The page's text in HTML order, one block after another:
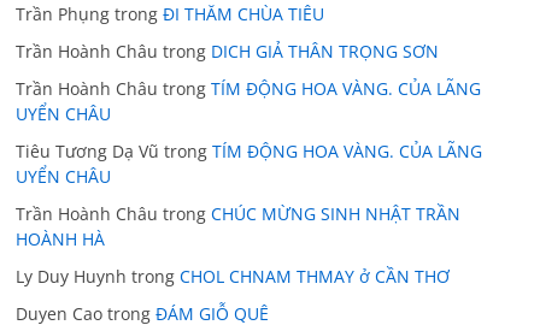
Trần Phụng trongĐI THĂM CHÙA TIÊU
Trần Hoành Châu trong DICH GIẢ THÂN TRỌNG SƠN
Trần Hoành Châu trongTÍM ĐỘNG HOA VÀNG. CỦA LÃNG
UYỂN CHÂU
Tiêu Tương Dạ Vũ trongTÍM ĐỘNG HOA VÀNG. CỦA LÃNG
UYỂN CHÂU
Trần Hoành Châu trongCHÚC MỪNG SINH NHẬT TRẦN
HOÀNH HÀ
Ly Duy Huynh trongCHOL CHNAM THMAY ở CẦN THƠ
Duyen Cao trongĐÁM GIỖ QUÊ